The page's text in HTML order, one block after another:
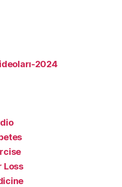
2024
Loss